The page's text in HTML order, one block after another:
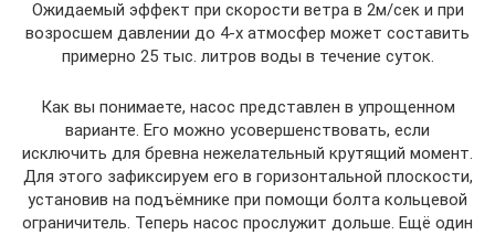
Ожидаемый эффект при скорости ветра в 2м/сек и при
возросшем давлении до 4-х атмосфер может составить
примерно 25 тыс. литров воды в течение суток.
Как вы понимаете, насос представлен в упрощенном
варианте. Его можно усовершенствовать, если
исключить для бревна нежелательный крутящий момент.
Для этого зафиксируем его в горизонтальной плоскости,
установив на подъёмнике при помощи болта кольцевой
ограничитель. Теперь насос прослужит дольше. Ещё один